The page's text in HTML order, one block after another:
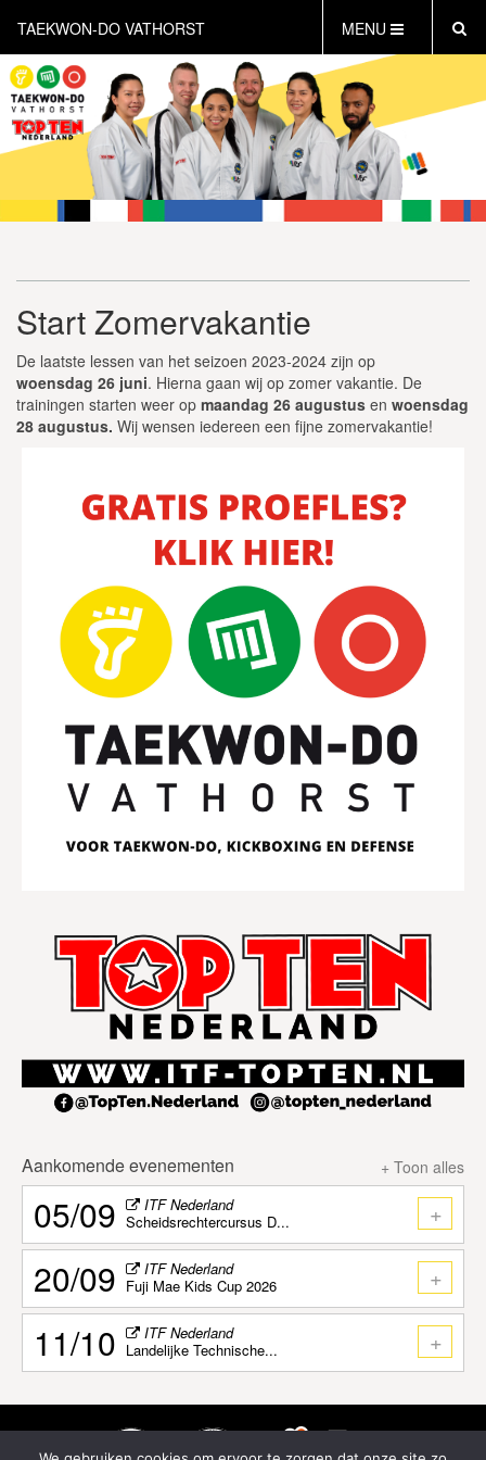
TAEKWON-DO VATHORST MENU
HOME
NIEUWS
AGENDA
INFORMATIE
LESTIJDEN
GRATIS PROEFLES INPLANNEN
CONTACT
Start Zomervakantie
De laatste lessen van het seizoen 2023-2024 zijn op
woensdag 26 juni. Hierna gaan wij op zomer vakantie. De
trainingen starten weer op maandag 26 augustus en woensdag
28 augustus. Wij wensen iedereen een fijne zomervakantie!
Aankomende evenementen + Toon alles
05/09
ITF Nederland
Scheidsrechtercursus D...
+
20/09
ITF Nederland
Fuji Mae Kids Cup 2026
+
11/10
ITF Nederland
Landelijke Technische...
+